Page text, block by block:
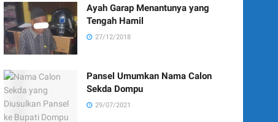
Ayah Garap Menantunya yang
Tengah Hamil
27/12/2018
Pansel Umumkan Nama Calon
Sekda Dompu
29/07/2021